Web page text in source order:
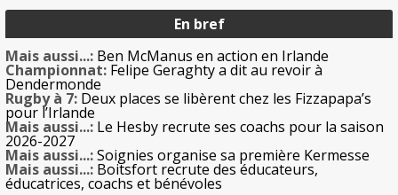
En bref
Mais aussi...: Ben McManus en action en Irlande
Championnat: Felipe Geraghty a dit au revoir à
Dendermonde
Rugby à 7: Deux places se libèrent chez les Fizzapapa’s
pour l’Irlande
Mais aussi...: Le Hesby recrute ses coachs pour la saison
2026-2027
Mais aussi...:Soignies organise sa première Kermesse
Mais aussi...: Boitsfort recrute des éducateurs,
éducatrices, coachs et bénévoles